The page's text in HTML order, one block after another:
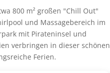
800 m² großen "Chill Out"
und Massagebereich im
mit Pirateninsel und
verbringen in dieser schönen
Ferien.